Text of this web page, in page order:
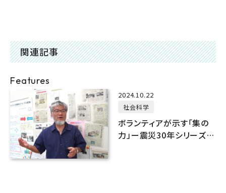
関連記事
Features
2024.10.22
社会科学
ボランティアが示す「集の
力」ー震災30年シリーズ